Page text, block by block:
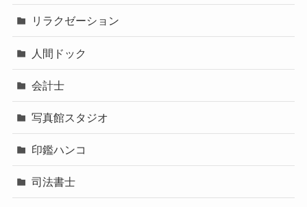
リラクゼーション
人間ドック
会計士
写真館スタジオ
印鑑ハンコ
司法書士